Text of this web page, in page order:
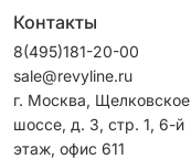
Контакты
8(495)181-20-00
sale@revyline.ru
г. Москва, Щелковское
шоссе, д. 3, стр. 1, 6-й
этаж, офис 611